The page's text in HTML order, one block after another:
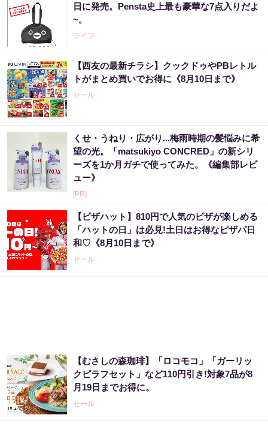
日に発売。Pensta史上最も豪華な7点入りだよ
~。
ライフ
【西友の最新チラシ】クックドゥやPBレトル
トがまとめ買いでお得に《8月10日まで》
セール
くせ・うねり・広がり...梅雨時期の髪悩みに希
望の光。「matsukiyo CONCRED」の新シリ
ーズを1か月ガチで使ってみた。《編集部レビ
ュー》
[PR]
【ピザハット】810円で人気のピザが楽しめる
「ハットの日」は必見!土日はお得なピザパ日
和♡《8月10日まで》
セール
【むさしの森珈琲】「ロコモコ」「ガーリッ
クピラフセット」など110円引き!対象7品が8
月19日までお得に。
セール